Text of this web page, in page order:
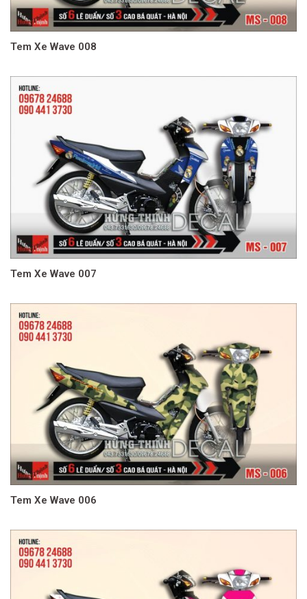
Tem Xe Wave 008
Tem Xe Wave 007
Tem Xe Wave 006